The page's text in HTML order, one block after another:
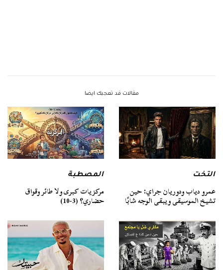
مقالات قد تعجبك ايضا
التخت
عمرو دياب ودوريان جراي: حين
تشيخ الموسيقى ويبقى الوجه شابًا
المصطبة
مركزيات كبرى ولا طائر وقواق
حضاري؟ (3-10)